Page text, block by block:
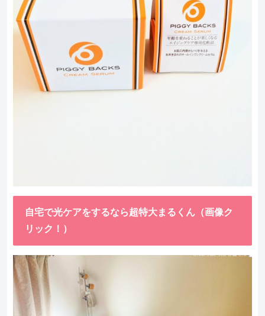
自宅で光ケアをするなら超特大まるくん（画像ク
リック！）